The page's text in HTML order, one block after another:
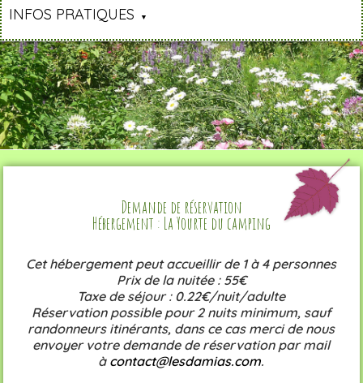
INFOS PRATIQUES
Demande de réservation
Hébergement : La Yourte du camping
Cet hébergement peut accueillir de 1 à 4 personnes
Prix de la nuitée : 55€
Taxe de séjour : 0.22€/nuit/adulte
Réservation possible pour 2 nuits minimum, sauf
randonneurs itinérants, dans ce cas merci de nous
envoyer votre demande de réservation par mail
à contact@lesdamias.com.